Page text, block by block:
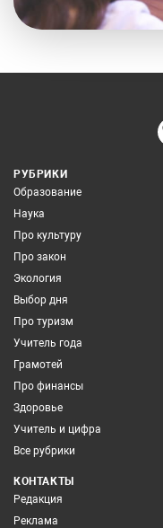
РУБРИКИ
Образование
Наука
Про культуру
Про закон
Экология
Выбор дня
Про туризм
Учитель года
Грамотей
Про финансы
Здоровье
Учитель и цифра
Все рубрики
КОНТАКТЫ
Редакция
Реклама